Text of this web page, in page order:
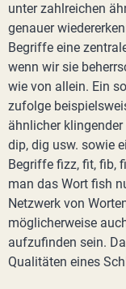
unter zahlreichen
genauer
Begriffe eine
wenn wir sie
wie von allein. Ein
zufolge
ähnlicher
dip, dig usw. sowie
Begriffe fizz, fit, fib,
man das Wort fish
Netzwerk von
möglicherweise
aufzufinden sein.
Qualitäten eines